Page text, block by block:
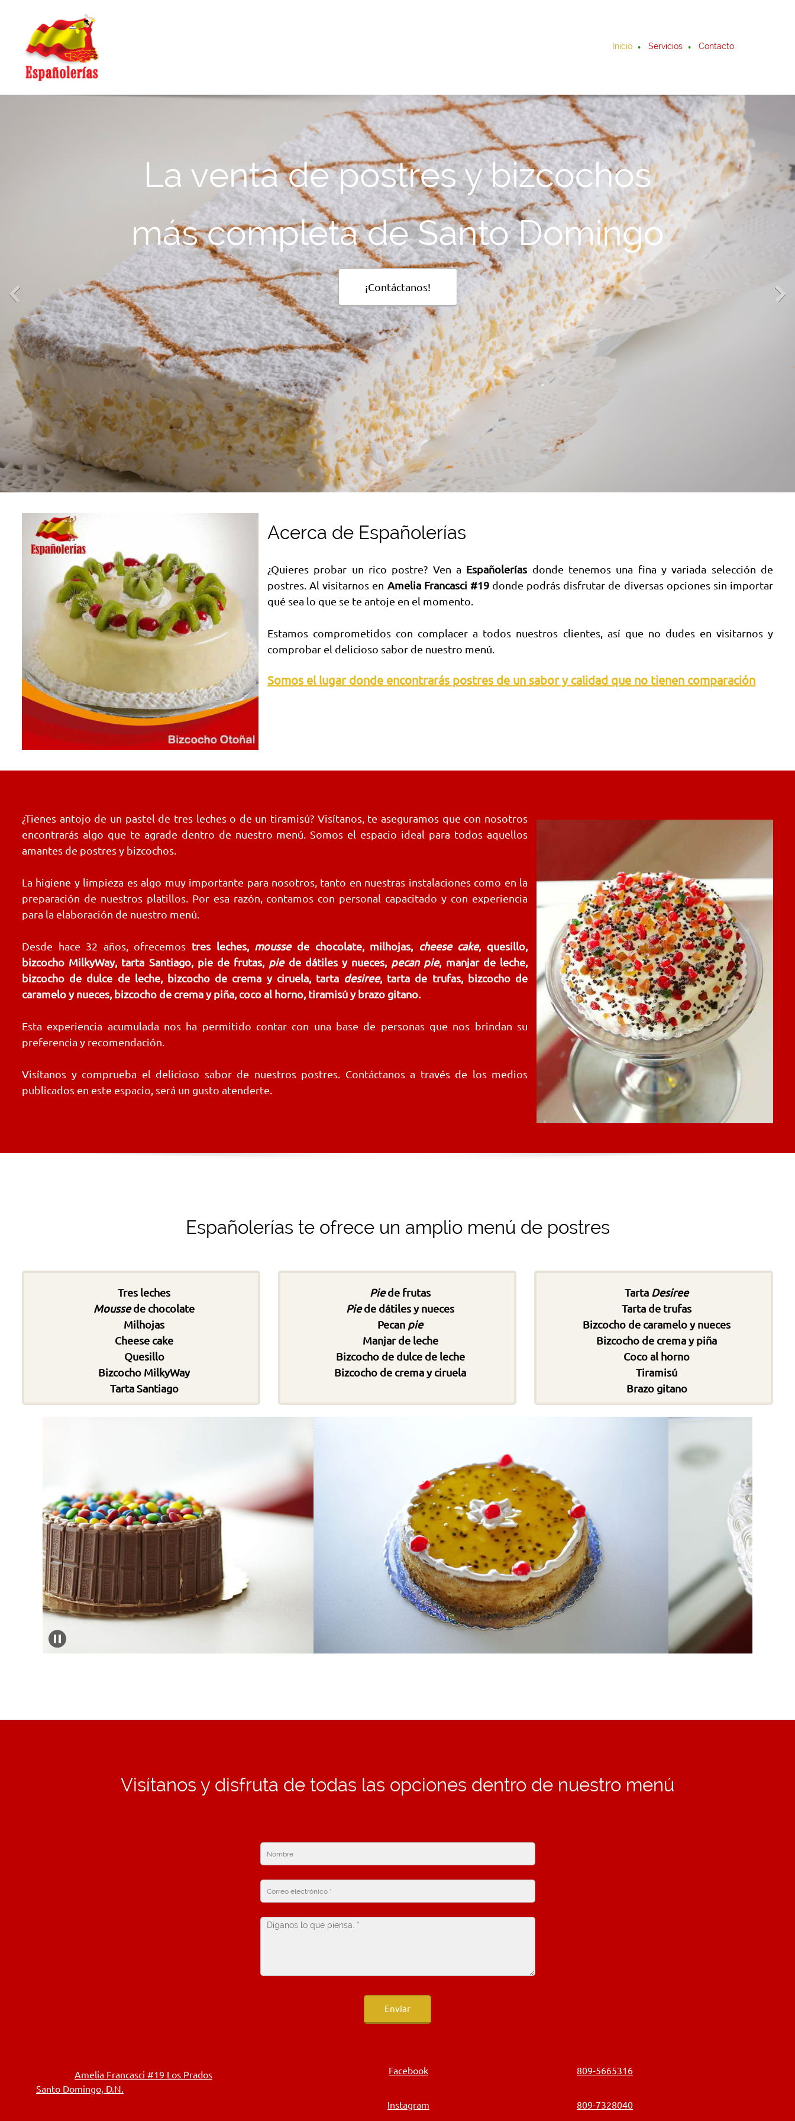
Inicio Servicios Contacto
La venta de postres y bizcochos
más completa de Santo Domingo
¡Contáctanos!
Acerca de Españolerías
¿Quieres probar un rico postre? Ven a Españolerías donde tenemos una fina y variada selección de
postres. Al visitarnos en Amelia Francasci #19donde podrás disfrutar de diversas opciones sin importar
qué sea lo que se te antoje en el momento.
Estamos comprometidos con complacer a todos nuestros clientes, así que no dudes en visitarnos y
comprobar el delicioso sabor de nuestro menú.
Somos el lugar donde encontrarás postres de un sabor y calidad que no tienen comparación
¿Tienes antojo de un pastel de tres leches o de un tiramisú? Visítanos, te aseguramos que con nosotros
encontrarás algo que te agrade dentro de nuestro menú. Somos el espacio ideal para todos aquellos
amantes de postres y bizcochos.
La higiene y limpieza es algo muy importante para nosotros, tanto en nuestras instalaciones como en la
preparación de nuestros platillos. Por esa razón, contamos con personal capacitado y con experiencia
para la elaboración de nuestro menú.
Desde hace 32 años, ofrecemos tres leches, moussede chocolate, milhojas, cheese cake, quesillo,
bizcocho MilkyWay, tarta Santiago, pie de frutas, piede dátiles y nueces, pecan pie, manjar de leche,
bizcocho de dulce de leche, bizcocho de crema y ciruela, tarta desiree, tarta de trufas, bizcocho de
caramelo y nueces, bizcocho de crema y piña, coco al horno, tiramisú y brazo gitano.
Esta experiencia acumulada nos ha permitido contar con una base de personas que nos brindan su
preferencia y recomendación.
Visítanos y comprueba el delicioso sabor de nuestros postres. Contáctanos a través de los medios
publicados en este espacio, será un gusto atenderte.
Españolerías te ofrece un amplio menú de postres
Tres leches
Moussede chocolate
Milhojas
Cheese cake
Quesillo
Bizcocho MilkyWay
Tarta Santiago
Piede frutas
Piede dátiles y nueces
Pecan pie
Manjar de leche
Bizcocho de dulce de leche
Bizcocho de crema y ciruela
Tarta Desiree
Tarta de trufas
Bizcocho de caramelo y nueces
Bizcocho de crema y piña
Coco al horno
Tiramisú
Brazo gitano
Visítanos y disfruta de todas las opciones dentro de nuestro menú
Enviar
Amelia Francasci #19 Los Prados
Santo Domingo, D.N.
Facebook
Instagram
809-5665316
809-7328040